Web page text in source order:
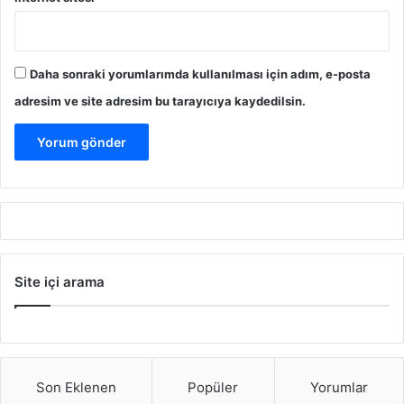
Daha sonraki yorumlarımda kullanılması için adım, e-posta
adresim ve site adresim bu tarayıcıya kaydedilsin.
Site içi arama
Son Eklenen Popüler Yorumlar